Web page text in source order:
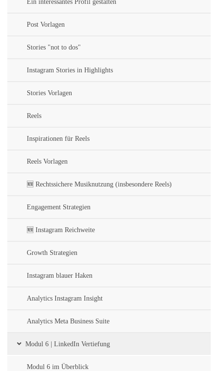
Ein interessantes Profil gestalten
Post Vorlagen
Stories "not to dos"
Instagram Stories in Highlights
Stories Vorlagen
Reels
Inspirationen für Reels
Reels Vorlagen
🆕 Rechtssichere Musiknutzung (insbesondere Reels)
Engagement Strategien
🆕 Instagram Reichweite
Growth Strategien
Instagram blauer Haken
Analytics Instagram Insight
Analytics Meta Business Suite
Modul 6 | LinkedIn Vertiefung
Modul 6 im Überblick